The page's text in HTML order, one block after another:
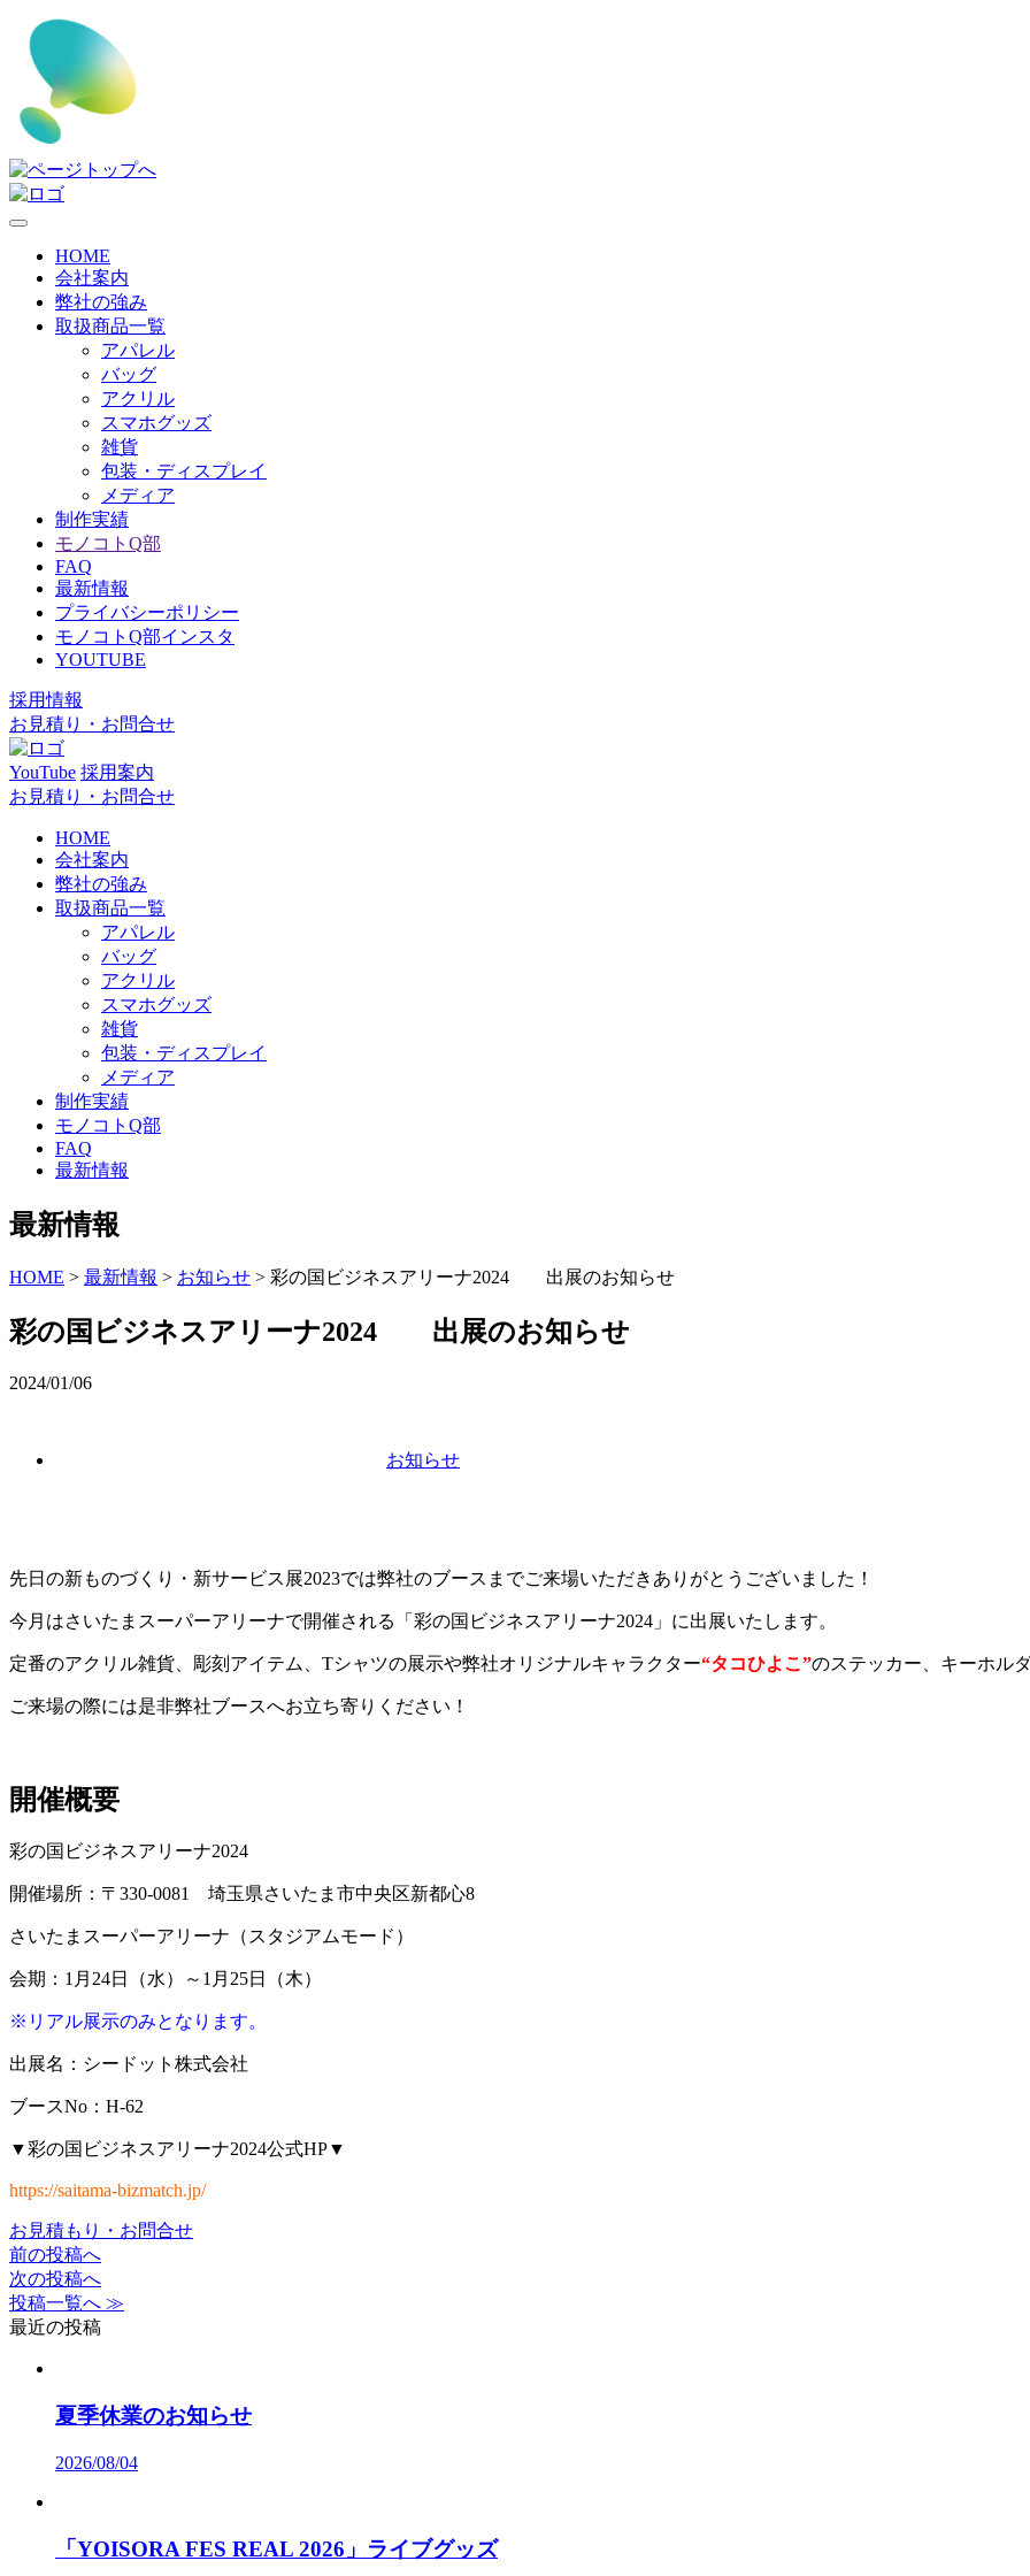
HOME
会社案内
弊社の強み
取扱商品一覧
アパレル
バッグ
アクリル
スマホグッズ
雑貨
包装・ディスプレイ
メディア
制作実績
モノコトQ部
FAQ
最新情報
プライバシーポリシー
モノコトQ部インスタ
YOUTUBE
採用情報
お見積り・お問合せ
YouTube 採用案内
お見積り・お問合せ
HOME
会社案内
弊社の強み
取扱商品一覧
アパレル
バッグ
アクリル
スマホグッズ
雑貨
包装・ディスプレイ
メディア
制作実績
モノコトQ部
FAQ
最新情報
最新情報
HOME > 最新情報 > お知らせ > 彩の国ビジネスアリーナ2024 出展のお知らせ
彩の国ビジネスアリーナ2024 出展のお知らせ
2024/01/06
お知らせ
先日の新ものづくり・新サービス展2023では弊社のブースまでご来場いただきありがとうございました！
今月はさいたまスーパーアリーナで開催される「彩の国ビジネスアリーナ2024」に出展いたします。
定番のアクリル雑貨、彫刻アイテム、Tシャツの展示や弊社オリジナルキャラクター“タコひよこ”のステッカー、キーホル
ご来場の際には是非弊社ブースへお立ち寄りください！
開催概要
彩の国ビジネスアリーナ2024
開催場所：〒330-0081 埼玉県さいたま市中央区新都心8
さいたまスーパーアリーナ（スタジアムモード）
会期：1月24日（水）～1月25日（木）
※リアル展示のみとなります。
出展名：シードット株式会社
ブースNo：H-62
▼彩の国ビジネスアリーナ2024公式HP▼
https://saitama-bizmatch.jp/
お見積もり・お問合せ
前の投稿へ
次の投稿へ
投稿一覧へ ≫
最近の投稿
夏季休業のお知らせ
2026/08/04
「YOISORA FES REAL 2026」ライブグッズ